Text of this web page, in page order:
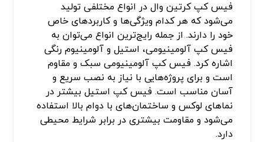
فیس کپ کرتین وال در انواع مختلفی تولید
می‌شود که هر کدام ویژگی‌ها و کاربردهای خاص
خود را دارند. از جمله رایج‌ترین انواع می‌توان به
فیس کپ آلومینیومی، استیل و آلومینیوم رنگی
اشاره کرد. فیس کپ آلومینیومی سبک و مقاوم
است و برای پروژه‌هایی با نیاز به نصب سریع و
آسان مناسب است. فیس کپ استیل بیشتر در
نماهای لوکس و ساختمان‌های با دوام بالا استفاده
می‌شود و مقاومت بیشتری در برابر شرایط محیطی
دارد.